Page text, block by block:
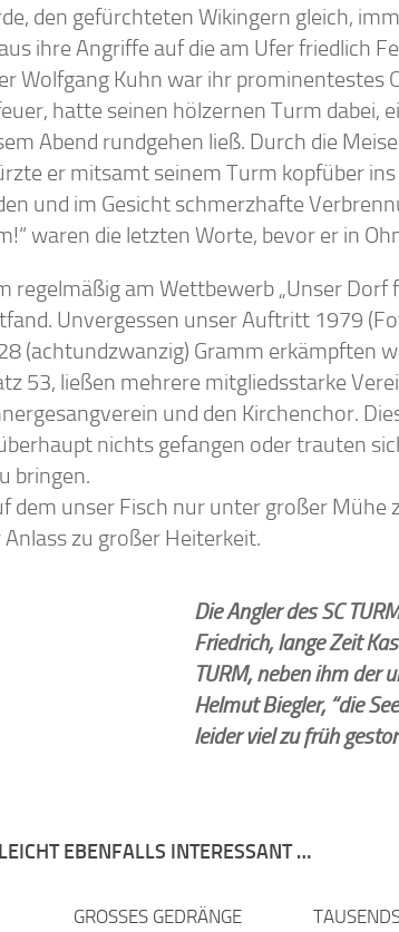
den gefürchteten Wikingern gleich,
ihre Angriffe auf die am Ufer friedlich
Wolfgang Kuhn war ihr prominentestes
hatte seinen hölzernen Turm dabei,
Abend rundgehen ließ. Durch die
er mitsamt seinem Turm kopfüber ins
und im Gesicht schmerzhafte
waren die letzten Worte, bevor er in
regelmäßig am Wettbewerb „Unser Dorf
Unvergessen unser Auftritt 1979
(achtundzwanzig) Gramm erkämpften
53, ließen mehrere mitgliedsstarke
und den Kirchenchor.
nichts gefangen oder trauten
bringen.
dem unser Fisch nur unter großer Mühe
zu großer Heiterkeit.
Die Angler des SC
Friedrich, lange Zeit
TURM, neben ihm der
Helmut Biegler, “die
leider viel zu früh
EBENFALLS INTERESSANT …
GROSSES GEDRÄNGE